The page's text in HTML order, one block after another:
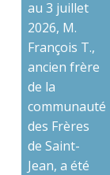
au 3 juillet
2026, M.
François T.,
ancien frère
de la
communauté
des Frères
de Saint-
Jean, a été